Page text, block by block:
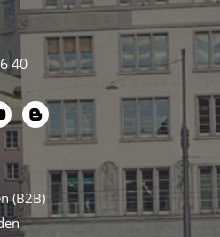
40
(B2B)